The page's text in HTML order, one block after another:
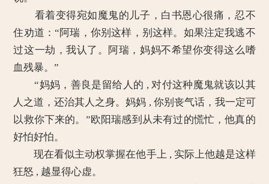
看着变得宛如魔鬼的儿子，白书恩心很痛，忍不
住劝道：“阿瑞，你别这样，别这样。如果注定我逃不
过这一劫，我认了。阿瑞，妈妈不希望你变得这么嗜
血残暴。”
“妈妈，善良是留给人的 , 对付这种魔鬼就该以其
人之道，还治其人之身。妈妈 , 你别丧气话，我一定可
以救你下来的。”欧阳瑞感到从未有过的慌忙，他真的
好怕好怕。
现在看似主动权掌握在他手上 , 实际上他越是这样
狂怒 , 越显得心虚。